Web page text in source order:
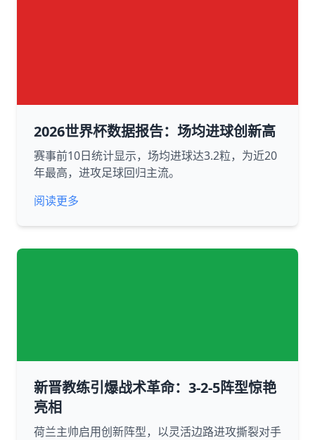
2026世界杯数据报告：场均进球创新高
赛事前10日统计显示，场均进球达3.2粒，为近20
年最高，进攻足球回归主流。
阅读更多
新晋教练引爆战术革命：3-2-5阵型惊艳
亮相
荷兰主帅启用创新阵型，以灵活边路进攻撕裂对手